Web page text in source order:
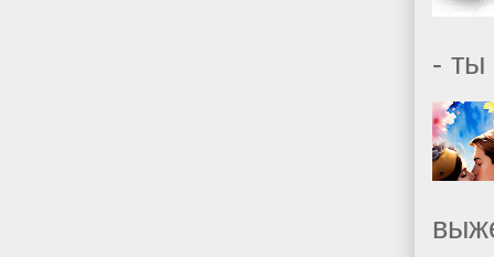
- ты